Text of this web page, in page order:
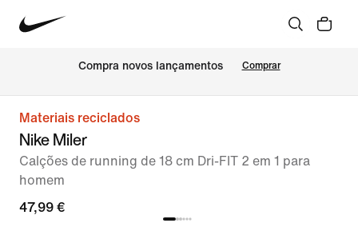
Compra novos lançamentos Comprar
Materiais reciclados
Nike Miler
Calções de running de 18 cm Dri-FIT 2 em 1 para
homem
47,99 €